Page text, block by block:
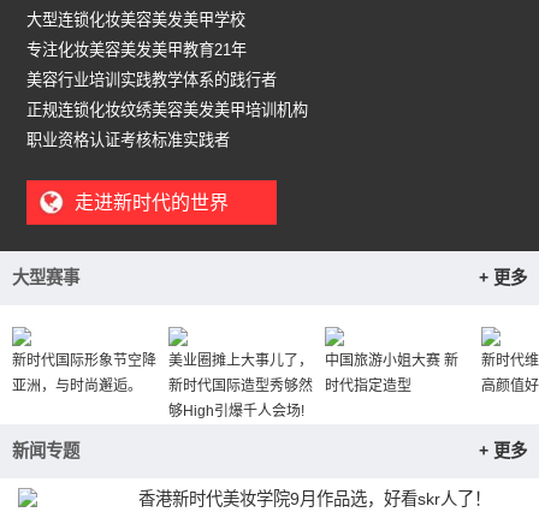
大型连锁化妆美容美发美甲学校
专注化妆美容美发美甲教育21年
美容行业培训实践教学体系的践行者
正规连锁化妆纹绣美容美发美甲培训机构
职业资格认证考核标准实践者
走进新时代的世界
大型赛事 + 更多
新时代国际形象节空降
亚洲，与时尚邂逅。
美业圈摊上大事儿了，
新时代国际造型秀够然
够High引爆千人会场!
中国旅游小姐大赛 新
时代指定造型
新时代
高颜值
新闻专题 + 更多
香港新时代美妆学院9月作品选，好看skr人了！